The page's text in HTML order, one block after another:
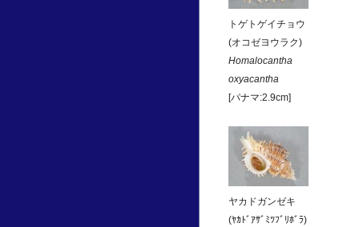
トゲトゲイチョウ
(オコゼヨウラク)
Homalocantha
oxyacantha
[パナマ:2.9cm]
ヤカドガンゼキ
(ﾔｶﾄﾞｱｻﾞﾐﾂﾌﾞﾘﾎﾞﾗ)